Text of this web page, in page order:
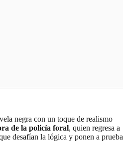
negra con un toque de realismo
de la policía foral, quien regresa a
desafían la lógica y ponen a prueba